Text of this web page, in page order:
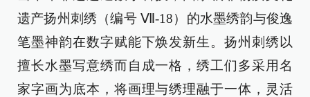
遗产扬州刺绣（编号 Ⅶ-18）的水墨绣韵与俊逸
笔墨神韵在数字赋能下焕发新生。扬州刺绣以
擅长水墨写意绣而自成一格，绣工们多采用名
家字画为底本，将画理与绣理融于一体，灵活